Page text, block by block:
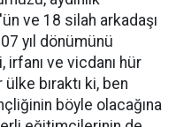
ve 18 silah arkadaşı
yıl dönümünü
ve vicdanı hür
bıraktı ki, ben
böyle olacağına